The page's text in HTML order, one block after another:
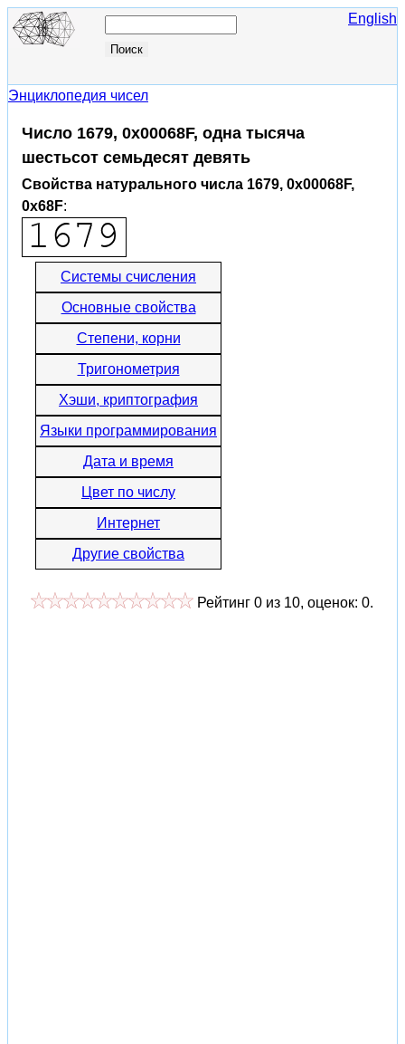
English
Энциклопедия чисел
Число 1679, 0x00068F, одна тысяча
шестьсот семьдесят девять
Свойства натурального числа 1679, 0x00068F,
0x68F:
Системы счисления
Основные свойства
Степени, корни
Тригонометрия
Хэши, криптография
Языки программирования
Дата и время
Цвет по числу
Интернет
Другие свойства
Рейтинг 0 из 10, оценок: 0.